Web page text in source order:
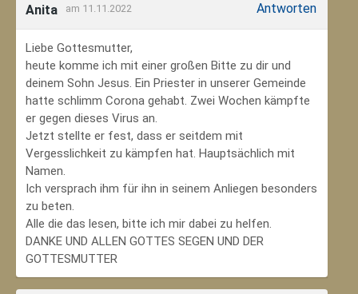
Anita am 11.11.2022 Antworten
Liebe Gottesmutter,
heute komme ich mit einer großen Bitte zu dir und
deinem Sohn Jesus. Ein Priester in unserer Gemeinde
hatte schlimm Corona gehabt. Zwei Wochen kämpfte
er gegen dieses Virus an.
Jetzt stellte er fest, dass er seitdem mit
Vergesslichkeit zu kämpfen hat. Hauptsächlich mit
Namen.
Ich versprach ihm für ihn in seinem Anliegen besonders
zu beten.
Alle die das lesen, bitte ich mir dabei zu helfen.
DANKE UND ALLEN GOTTES SEGEN UND DER
GOTTESMUTTER